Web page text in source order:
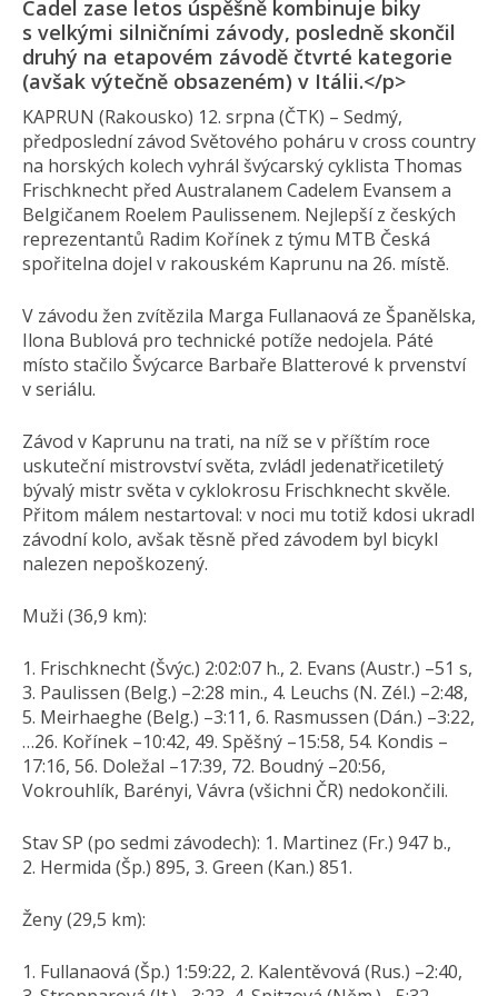
Cadel zase letos úspěšně kombinuje biky
s velkými silničními závody, posledně skončil
druhý na etapovém závodě čtvrté kategorie
(avšak výtečně obsazeném) v Itálii.</p>
KAPRUN (Rakousko) 12. srpna (ČTK) – Sedmý,
předposlední závod Světového poháru v cross country
na horských kolech vyhrál švýcarský cyklista Thomas
Frischknecht před Australanem Cadelem Evansem a
Belgičanem Roelem Paulissenem. Nejlepší z českých
reprezentantů Radim Kořínek z týmu MTB Česká
spořitelna dojel v rakouském Kaprunu na 26. místě.
V závodu žen zvítězila Marga Fullanaová ze Španělska,
Ilona Bublová pro technické potíže nedojela. Páté
místo stačilo Švýcarce Barbaře Blatterové k prvenství
v seriálu.
Závod v Kaprunu na trati, na níž se v příštím roce
uskuteční mistrovství světa, zvládl jedenatřicetiletý
bývalý mistr světa v cyklokrosu Frischknecht skvěle.
Přitom málem nestartoval: v noci mu totiž kdosi ukradl
závodní kolo, avšak těsně před závodem byl bicykl
nalezen nepoškozený.
Muži (36,9 km):
1. Frischknecht (Švýc.) 2:02:07 h., 2. Evans (Austr.) –51 s,
3. Paulissen (Belg.) –2:28 min., 4. Leuchs (N. Zél.) –2:48,
5. Meirhaeghe (Belg.) –3:11, 6. Rasmussen (Dán.) –3:22,
…26. Kořínek –10:42, 49. Spěšný –15:58, 54. Kondis –
17:16, 56. Doležal –17:39, 72. Boudný –20:56,
Vokrouhlík, Barényi, Vávra (všichni ČR) nedokončili.
Stav SP (po sedmi závodech): 1. Martinez (Fr.) 947 b.,
2. Hermida (Šp.) 895, 3. Green (Kan.) 851.
Ženy (29,5 km):
1. Fullanaová (Šp.) 1:59:22, 2. Kalentěvová (Rus.) –2:40,